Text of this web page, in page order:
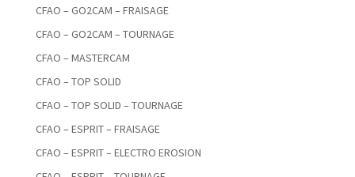
CFAO – GO2CAM – FRAISAGE
CFAO – GO2CAM – TOURNAGE
CFAO – MASTERCAM
CFAO – TOP SOLID
CFAO – TOP SOLID – TOURNAGE
CFAO – ESPRIT – FRAISAGE
CFAO – ESPRIT – ELECTRO EROSION